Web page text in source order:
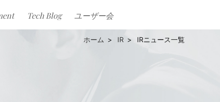
IR IRニュース一覧
Tech Blog ユーザー会